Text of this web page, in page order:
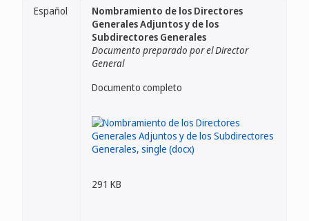
Español
Nombramiento de los Directores
Generales Adjuntos y de los
Subdirectores Generales
Documento preparado por el Director
General
Documento completo
291 KB